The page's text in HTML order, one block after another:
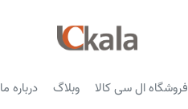
فروشگاه ال سی کالا وبلاگ درباره ما